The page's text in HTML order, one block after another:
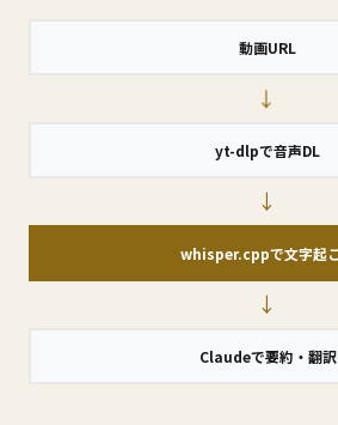
動画URL
→
yt-dlpで音声DL
→
whisper.cppで文字起
→
Claudeで要約・翻訳